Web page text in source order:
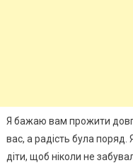
Я бажаю вам прожити
вас, а радість була
діти, щоб ніколи не